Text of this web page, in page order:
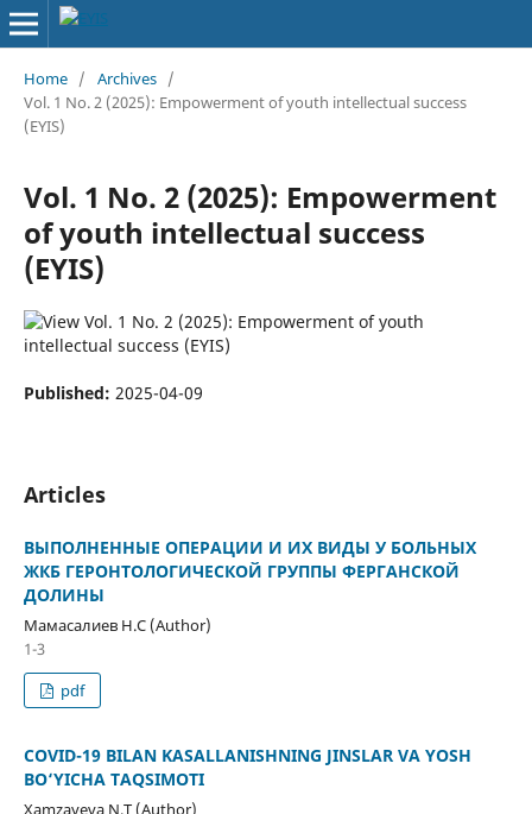
Home / Archives /
Vol. 1 No. 2 (2025): Empowerment of youth intellectual success
(EYIS)
Vol. 1 No. 2 (2025): Empowerment
of youth intellectual success
(EYIS)
Published: 2025-04-09
Articles
ВЫПОЛНЕННЫЕ ОПЕРАЦИИ И ИХ ВИДЫ У БОЛЬНЫХ
ЖКБ ГЕРОНТОЛОГИЧЕСКОЙ ГРУППЫ ФЕРГАНСКОЙ
ДОЛИНЫ
Мамасалиев Н.С (Author)
1-3
pdf
COVID-19 BILAN KASALLANISHNING JINSLAR VA YOSH
BO‘YICHA TAQSIMOTI
Xamzayeva N.T (Author)